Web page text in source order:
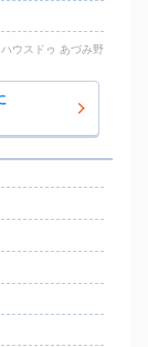
ウスドゥ あづみ野